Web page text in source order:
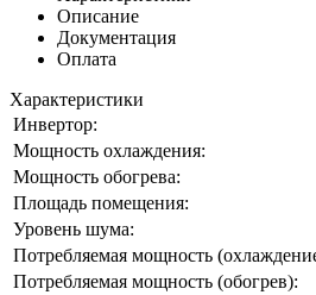
Описание
Документация
Оплата
Характеристики
Инвертор:
Мощность охлаждения:
Мощность обогрева:
Площадь помещения:
Уровень шума:
Потребляемая мощность
Потребляемая мощность (обогрев):